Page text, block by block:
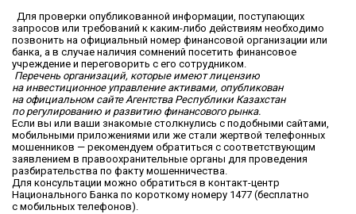
Для проверки опубликованной информации, поступающих
запросов или требований к каким-либо действиям необходимо
позвонить на официальный номер финансовой организации или
банка, а в случае наличия сомнений посетить финансовое
учреждение и переговорить с его сотрудником.
Перечень организаций, которые имеют лицензию
на инвестиционное управление активами, опубликован
на официальном сайте Агентства Республики Казахстан
по регулированию и развитию финансового рынка.
Если вы или ваши знакомые столкнулись с подобными сайтами,
мобильными приложениями или же стали жертвой телефонных
мошенников — рекомендуем обратиться с соответствующим
заявлением в правоохранительные органы для проведения
разбирательства по факту мошенничества.
Для консультации можно обратиться в контакт-центр
Национального Банка по короткому номеру 1477 (бесплатно
с мобильных телефонов).